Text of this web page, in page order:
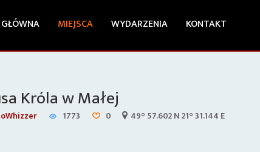
MIEJSCA WYDARZENIA KONTAKT
Króla w Małej
1773 0 49° 57.602 N 21° 31.144 E